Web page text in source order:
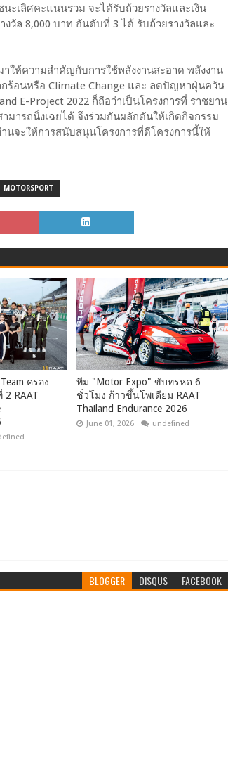
ะเลิศคะแนนรวม จะได้รับถ้วยรางวัลและเงิน
งวัล 8,000 บาท อันดับที่ 3 ได้ รับถ้วยรางวัลและ
ห้ความสำคัญกับการใช้พลังงานสะอาด พลังงาน
ร้อนหรือ Climate Change และ ลดปัญหาฝุ่นควัน
E-Project 2022 ก็ถือว่าเป็นโครงการที่ ราชยาน
ารถนิ่งเฉยได้ จึงร่วมกันผลักดันให้เกิดกิจกรรม
จะให้การสนับสนุนโครงการที่ดีโครงการนี้ให้
MOTORSPORT
ครอง
RAAT
ทีม "Motor Expo" ขับทรหด 6
ชั่วโมง ก้าวขึ้นโพเดียม RAAT
Thailand Endurance 2026
June 01, 2026 undefined
BLOGGER DISQUS FACEBOOK